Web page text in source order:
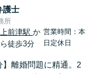
護士
所
上前津駅か
ら徒歩3分
営業時間：本
日定休日
】離婚問題に精通。2